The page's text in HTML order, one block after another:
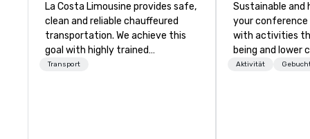
La Costa Limousine provides safe,
clean and reliable chauffeured
transportation. We achieve this
goal with highly trained
chauffeurs, the newest vehicles
Transport
Sustainable and
your
with activities
being and lower
Explore the
Aktivität